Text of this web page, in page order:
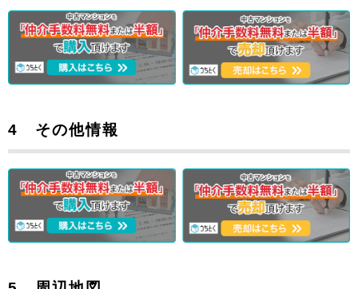
4 その他情報